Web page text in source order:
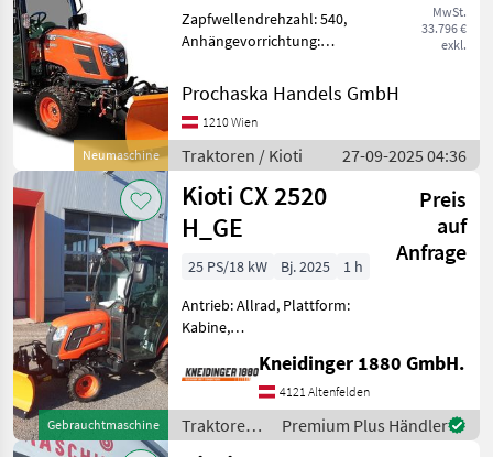
Neumaschine
MwSt.
33.796 €
exkl.
Zapfwellendrehzahl: 540,
Anhängevorrichtung:
mechanisch, Oberlenker
hinten: mechanisch,
Getriebeart Landmaschine:
Stufenloses Getriebe,
Plattfo
Prochaska Handels GmbH
1210 Wien
Traktoren / Kioti 27-09-2025 04:36
Gebrauchtmaschine
Kioti CX 2520
H_GE
Preis
auf
Anfrage
25 PS/18 kW Bj. 2025
1 h
Antrieb: Allrad, Plattform:
Kabine,
Höchstgeschwindigkeit in
km/h: 25 km/h, Abgasstufe:
Tier 5, Oberlenker hinten:
mechanisch,
Kneidinger 1880 GmbH.
4121 Altenfelden
Traktoren /
Kioti
Premium Plus Händler